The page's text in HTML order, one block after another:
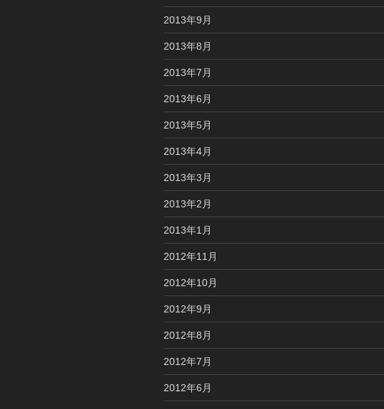
2013年9月
2013年8月
2013年7月
2013年6月
2013年5月
2013年4月
2013年3月
2013年2月
2013年1月
2012年11月
2012年10月
2012年9月
2012年8月
2012年7月
2012年6月